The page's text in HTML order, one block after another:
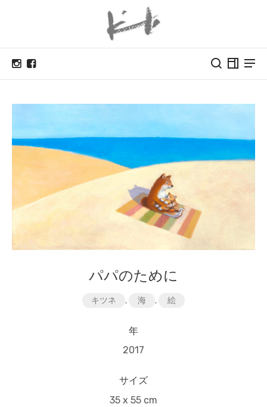
パパのために
キツネ , 海 , 絵
年
2017
サイズ
35 x 55 cm